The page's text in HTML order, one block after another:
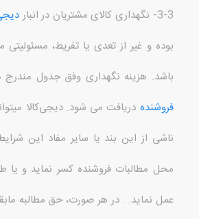
3-3- نگهداری کالای مشتریان در انبار
بوده و غیر از تعدی یا تفریط، مسئولیتی
باشد. هزینه نگهداری وفق جدول مندرج
فروشنده دریافت می شود.دیجی‌کالا می
ناشی از این بند یا سایر مفاد این
محل مطالبات فروشنده کسر نماید و یا
عمل نماید. .در هر صورت، حق مطالبه